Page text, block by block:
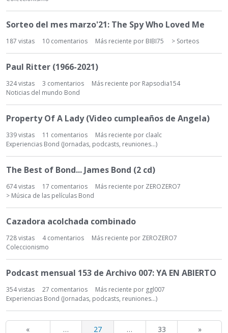
Sorteo del mes marzo'21: The Spy Who Loved Me
187 vistas 10 comentarios Más reciente por BIBI75 > Sorteos
Paul Ritter (1966-2021)
324vistas 3 comentarios Más reciente por Rapsodia154
Noticias del mundo Bond
Property Of A Lady (Video cumpleaños de Angela)
339vistas 11 comentarios Más reciente por claalc
Experiencias Bond (Jornadas, podcasts, reuniones...)
The Best of Bond... James Bond (2 cd)
674vistas 17 comentarios Más reciente por ZEROZERO7
> Música de las películas Bond
Cazadora acolchada combinado
728vistas 4comentarios Más reciente por ZEROZERO7
Coleccionismo
Podcast mensual 153 de Archivo 007: YA EN ABIERTO
354vistas 27 comentarios Más reciente por ggl007
Experiencias Bond (Jornadas, podcasts, reuniones...)
« … 27 … 33 »